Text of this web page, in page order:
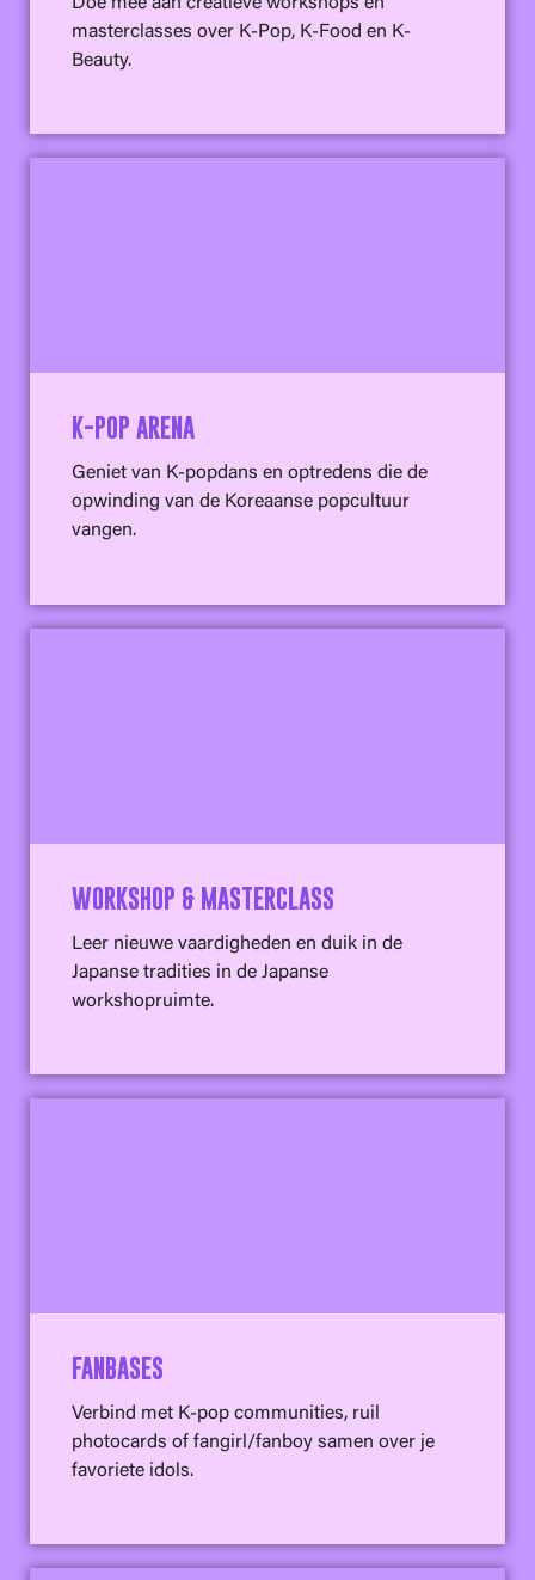
masterclasses over K-Pop, K-Food en K-
Beauty.
K-POP ARENA
Geniet van K-popdans en optredens die de
opwinding van de Koreaanse popcultuur
vangen.
WORKSHOP & MASTERCLASS
Leer nieuwe vaardigheden en duik in de
Japanse tradities in de Japanse
workshopruimte.
FANBASES
Verbind met K-pop communities, ruil
photocards of fangirl/fanboy samen over je
favoriete idols.